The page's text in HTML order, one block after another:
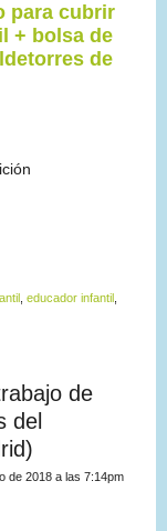
para cubrir
+ bolsa de
de
educador infantil
de
del
de 2018 a las 7:14pm